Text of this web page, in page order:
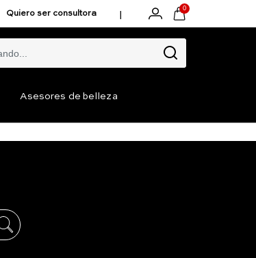
Quiero ser consultora | 0
Asesores de belleza